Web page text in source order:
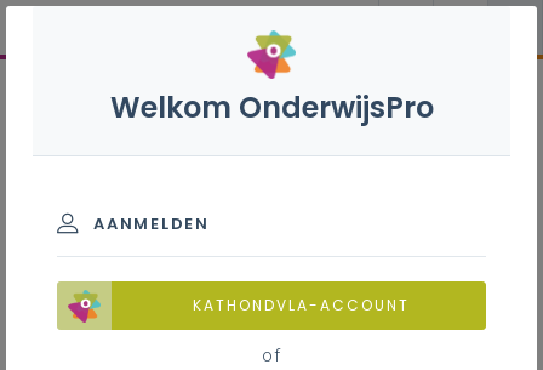
Welkom OnderwijsPro
AANMELDEN
KATHONDVLA-ACCOUNT
of